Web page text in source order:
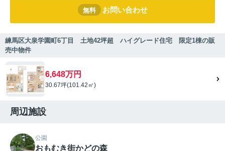
無料 お問い合わせ
練馬区大泉学園町6丁目 土地42坪超 ハイグレード住宅 限定1棟の販
売中物件
6,648万円
30.67坪(101.42㎡)
周辺施設
公園
おもむき街かどの森